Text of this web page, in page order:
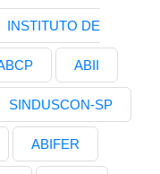
INSTITUTO DE
ABII
SINDUSCON-SP
ABIFER